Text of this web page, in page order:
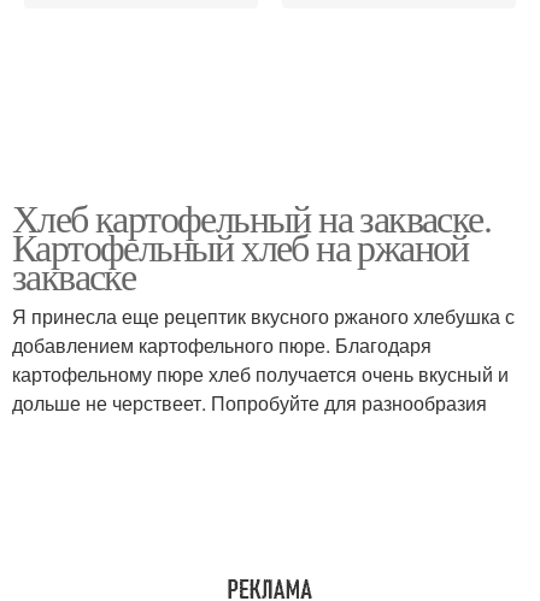
Хлеб картофельный на закваске.
Картофельный хлеб на ржаной
закваске
Я принесла еще рецептик вкусного ржаного хлебушка с
добавлением картофельного пюре. Благодаря
картофельному пюре хлеб получается очень вкусный и
дольше не черствеет. Попробуйте для разнообразия